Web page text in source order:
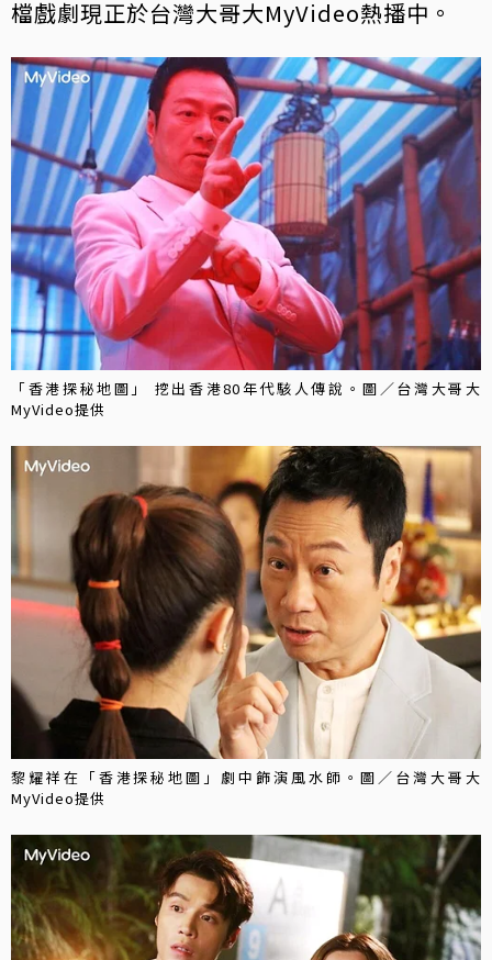
檔戲劇現正於台灣大哥大MyVideo熱播中。
「香港探秘地圖」 挖出香港80年代駭人傳說。圖／台灣大哥大
MyVideo提供
黎耀祥在「香港探秘地圖」劇中飾演風水師。圖／台灣大哥大
MyVideo提供